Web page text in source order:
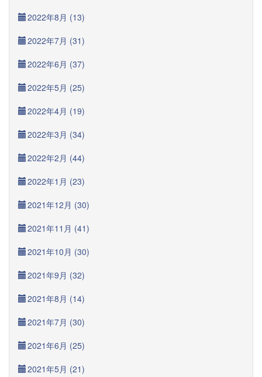
2022年8月 (13)
2022年7月 (31)
2022年6月 (37)
2022年5月 (25)
2022年4月 (19)
2022年3月 (34)
2022年2月 (44)
2022年1月 (23)
2021年12月 (30)
2021年11月 (41)
2021年10月 (30)
2021年9月 (32)
2021年8月 (14)
2021年7月 (30)
2021年6月 (25)
2021年5月 (21)